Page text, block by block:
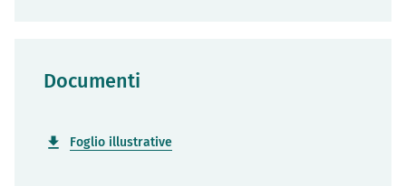
Documenti
Foglio illustrative